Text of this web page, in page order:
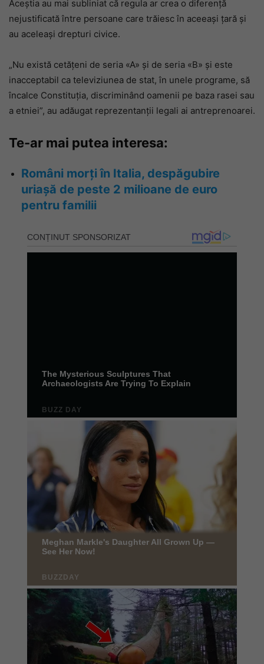
Aceștia au mai subliniat că regula ar crea o diferență
nejustificată între persoane care trăiesc în aceeași țară și
au aceleași drepturi civice.
„Nu există cetățeni de seria «A» și de seria «B» și este
inacceptabil ca televiziunea de stat, în unele programe, să
încalce Constituția, discriminând oamenii pe baza rasei sau
a etniei”, au adăugat reprezentanții legali ai antreprenoarei.
Te-ar mai putea interesa:
Români morți în Italia, despăgubire
uriașă de peste 2 milioane de euro
pentru familii